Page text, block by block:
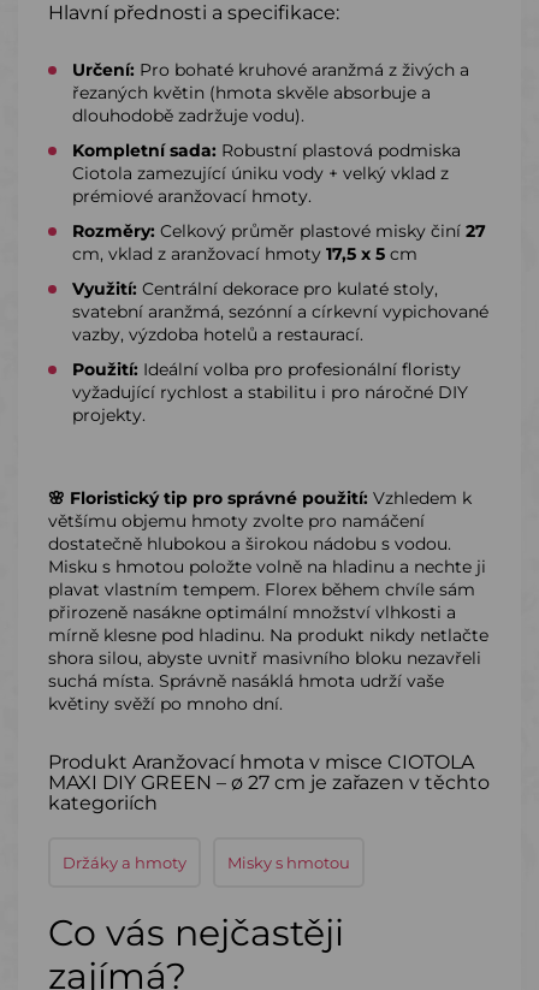
Hlavní přednosti a specifikace:
Určení: Pro bohaté kruhové aranžmá z živých a
řezaných květin (hmota skvěle absorbuje a
dlouhodobě zadržuje vodu).
Kompletní sada: Robustní plastová podmiska
Ciotola zamezující úniku vody + velký vklad z
prémiové aranžovací hmoty.
Rozměry: Celkový průměr plastové misky činí 27
cm, vklad z aranžovací hmoty 17,5 x 5 cm
Využití: Centrální dekorace pro kulaté stoly,
svatební aranžmá, sezónní a církevní vypichované
vazby, výzdoba hotelů a restaurací.
Použití: Ideální volba pro profesionální floristy
vyžadující rychlost a stabilitu i pro náročné DIY
projekty.
🌸 Floristický tip pro správné použití: Vzhledem k
většímu objemu hmoty zvolte pro namáčení
dostatečně hlubokou a širokou nádobu s vodou.
Misku s hmotou položte volně na hladinu a nechte ji
plavat vlastním tempem. Florex během chvíle sám
přirozeně nasákne optimální množství vlhkosti a
mírně klesne pod hladinu. Na produkt nikdy netlačte
shora silou, abyste uvnitř masivního bloku nezavřeli
suchá místa. Správně nasáklá hmota udrží vaše
květiny svěží po mnoho dní.
Produkt Aranžovací hmota v misce CIOTOLA
MAXI DIY GREEN – ø 27 cm je zařazen v těchto
kategoriích
Držáky a hmoty Misky s hmotou
Co vás nejčastěji
zajímá?